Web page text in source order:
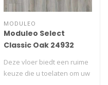
MODULEO
Moduleo Select
Classic Oak 24932
Deze vloer biedt een ruime
keuze die u toelaten om uw